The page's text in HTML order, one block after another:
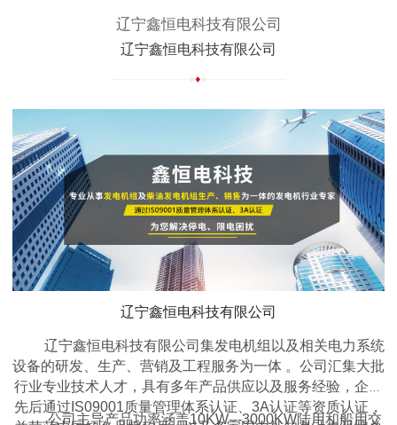
辽宁鑫恒电科技有限公司
辽宁鑫恒电科技有限公司
辽宁鑫恒电科技有限公司
辽宁鑫恒电科技有限公司集发电机组以及相关电力系统
设备的研发、生产、营销及工程服务为一体 。公司汇集大批
行业专业技术人才，具有多年产品供应以及服务经验，企业
先后通过IS09001质量管理体系认证、3A认证等资质认证，
公司主导产品功率涵盖10KW---3000KW陆用和船用交